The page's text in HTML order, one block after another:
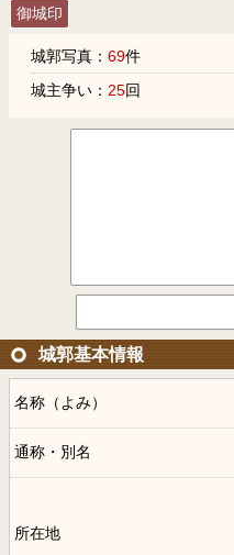
御城印
城郭写真： 69件
城主争い： 25回
城郭基本情報
名称（よみ）
通称・別名
所在地